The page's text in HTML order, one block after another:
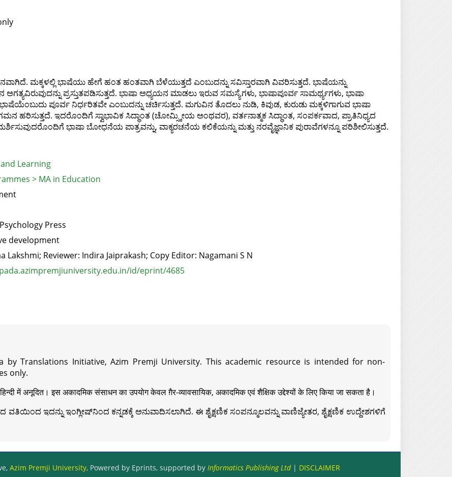
ಮಕ್ಕಳಲ್ಲಿ ಭಾಷೆಯು ಹೇಗೆ ಹಂತ ಹಂತವಾಗಿ ಬೆಳೆಯುತ್ತದೆ ಎಂಬುದನ್ನು ಸವಿಸ್ತಾರವಾಗಿ ವಿವರಿಸುತ್ತದೆ. ಭಾಷೆಯನ್ನು
ಪ್ರಸ್ತುತಪಡಿಸುತ್ತದೆ. ಭಾಷಾ ಅಧ್ಯಯನ ಮಾಡಲು ಇರುವ ಸಮಸ್ಯೆಗಳು, ಭಾಷಾಪೂರ್ವ ಸಾಮರ್ಥ್ಯಗಳು, ಭಾಷಾ
ಪೂರ್ವ ನಿರ್ಧರಿತವೇ ಎಂಬುದನ್ನು ಚರ್ಚಿಸುತ್ತದೆ. ಮಗುವಿನ ತೊದಲು ನುಡಿ, ಕಿವುಡ, ಕುರುಡು ಮಕ್ಕಳಿಗಾಗುವ ಭಾಷಾ
ಇದರೊಂದಿಗೆ ಸ್ವಾಭಾವಿಕ ಸಿದ್ಧಾಂತ (ಚೋಮ್ಸ್ಕೀಯ ಅಂಥವರ), ವರ್ತನಾತ್ಮಕ ಸಿದ್ಧಾಂತ, ಸಂಪರ್ಕವಾದ, ಪ್ರಾತಿನಿಧ್ಯದ
ಭಾಷಾ ಬೋಧನೆಯ ಪಾತ್ರವನ್ನು, ವಾಕ್ಯರಚನೆಯ ಕಲಿಕೆಯನ್ನು ಮತ್ತು ನರವೈಜ್ಞಾನಿಕ ಪುರಾವೆಗಳನ್ನೂ ಪರಿಶೀಲಿಸುತ್ತದೆ.
Learning
> MA in Education
Press
development
Lakshmi; Reviewer: Indira Jaiprakash; Copy Editor: Nagamani S N
id/eprint/4685
by Translations Initiative, Azim Premji University. This academic resource is intended for non-
only.
हिन्दी में अनूदित। इस अकादमिक संसाधन का उपयोग केवल ग़ैर-व्यावसायिक, अकादमिक एवं शैक्षिक उद्देश्यों के लिए किया जा सकता है।
ಇದನ್ನು ಇಂಗ್ಲೀಷ್‍ನಿಂದ ಕನ್ನಡಕ್ಕೆ ಅನುವಾದಿಸಲಾಗಿದೆ. ಈ ಶೈಕ್ಷಣಿಕ ಸಂಪನ್ಮೂಲವನ್ನು ವಾಣಿಜ್ಯೇತರ, ಶೈಕ್ಷಣಿಕ ಉದ್ದೇಶಗಳಿಗೆ
Azim Premji University, Powered by Eprints, supported by Informatics Publishing Ltd| DISCLAIMER